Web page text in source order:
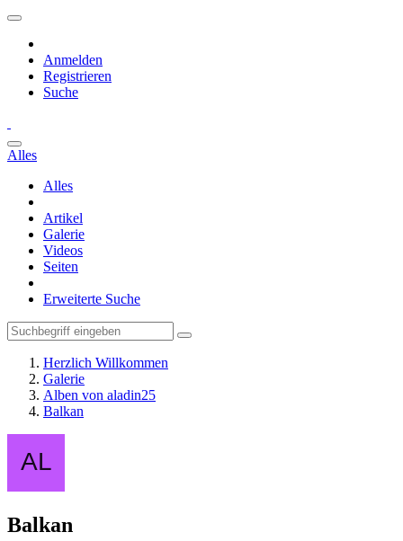
Anmelden
Registrieren
Suche
Alles
Alles
Artikel
Galerie
Videos
Seiten
Erweiterte Suche
Herzlich Willkommen
Galerie
Alben von aladin25
Balkan
Balkan